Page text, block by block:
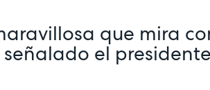
que mira
el